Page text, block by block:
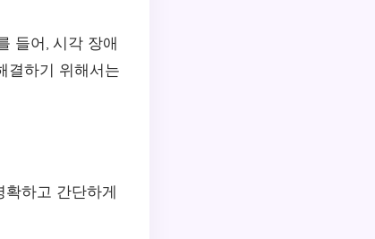
들어, 시각 장애
결하기 위해서는
하고 간단하게